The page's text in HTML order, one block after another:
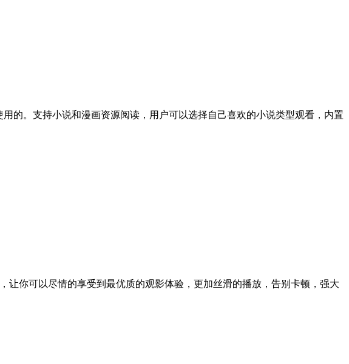
的。支持小说和漫画资源阅读，用户可以选择自己喜欢的小说类型观看，内置
你可以尽情的享受到最优质的观影体验，更加丝滑的播放，告别卡顿，强大